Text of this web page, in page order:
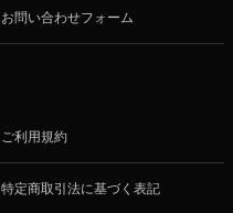
お問い合わせフォーム
ご利用規約
特定商取引法に基づく表記